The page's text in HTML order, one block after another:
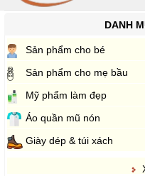
Giới thiệu chung
Lợi ích dùng phần mềm
Đối tượng khách hàng
SẢN PHẨM DEMO
Sản phẩm cho mẹ bầu
Mỹ phẩm làm đẹp
HƯỚNG DẪN SỬ DỤNG
DÙNG THỬ MIỄN PHÍ
LIÊN HỆ
DANH
Sản phẩm cho bé
Sản phẩm cho mẹ bầu
Mỹ phẩm làm đẹp
Áo quần mũ nón
Giày dép & túi xách